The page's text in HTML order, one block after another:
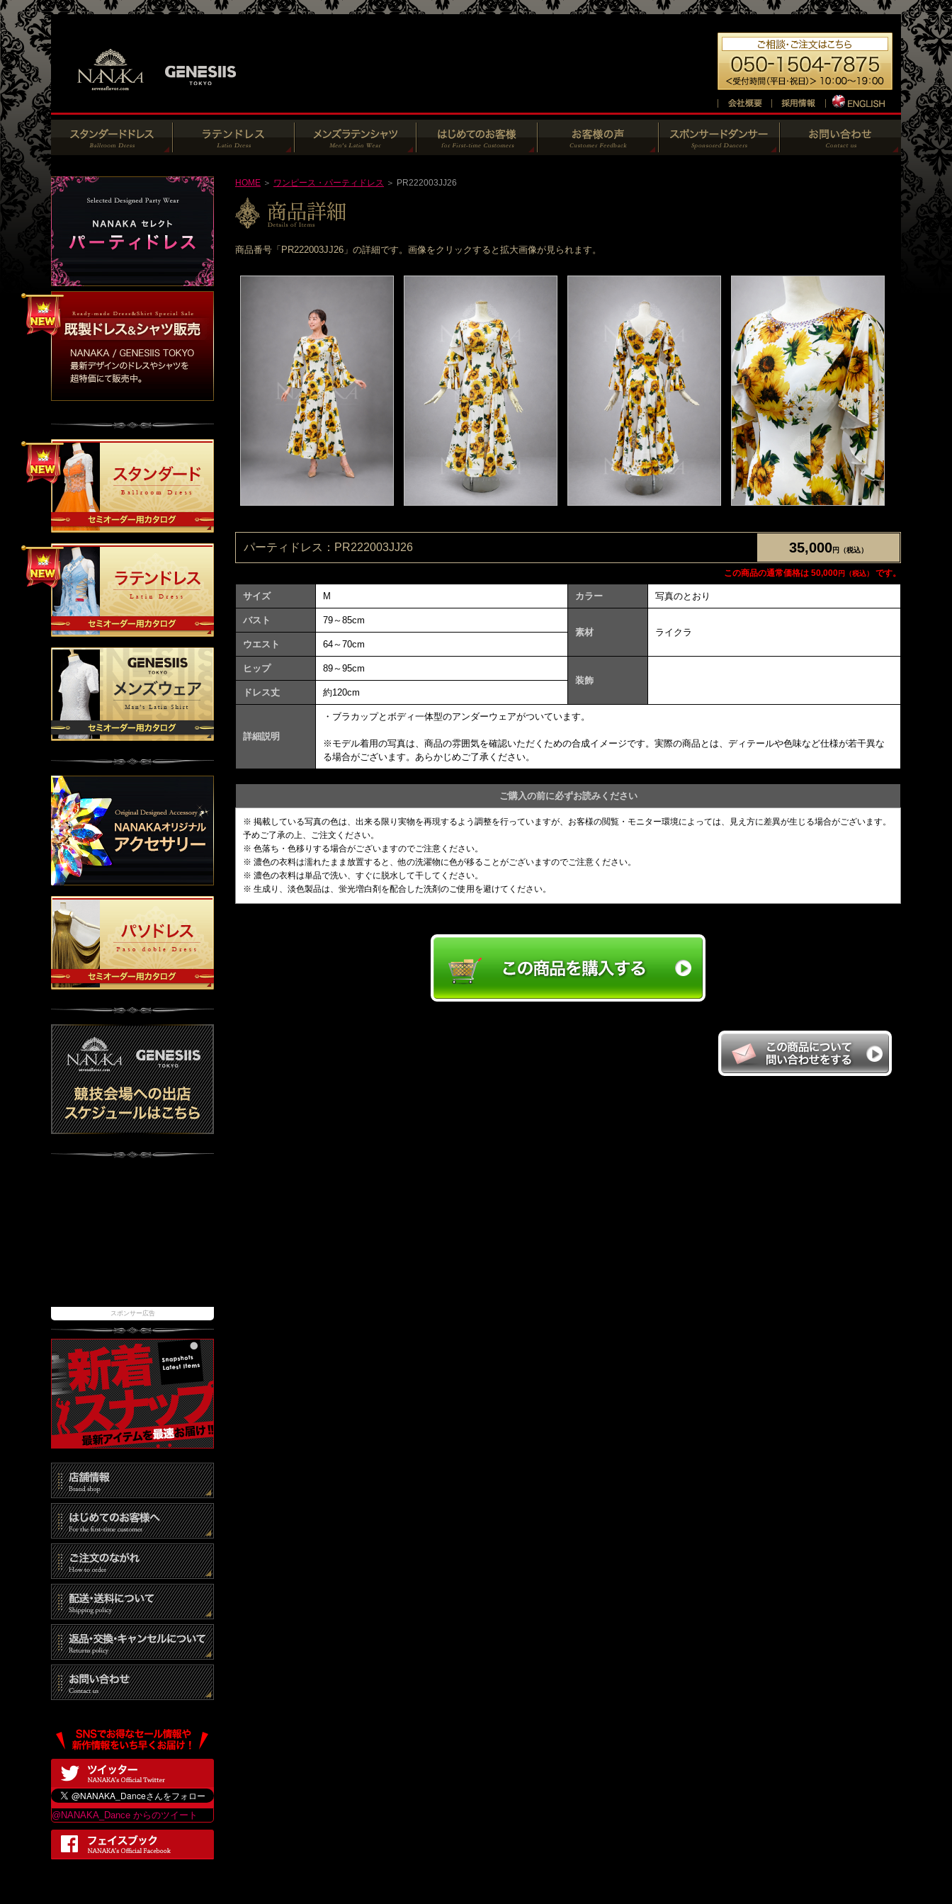
スポンサー広告
@NANAKA_Dance からのツイート
HOME ＞ ワンピース・パーティドレス ＞ PR222003JJ26
商品番号「PR222003JJ26」の詳細です。画像をクリックすると拡大画像が見られます。
パーティドレス：PR222003JJ26 35,000円（税込）
この商品の通常価格は 50,000円（税込） です。
サイズ M カラー 写真のとおり
バスト
79～85cm
素材
ライクラ
ウエスト
64～70cm
ヒップ
89～95cm
装飾
ドレス丈
約120cm
詳細説明
・ブラカップとボディ一体型のアンダーウェアがついています。
※モデル着用の写真は、商品の雰囲気を確認いただくための合成イメージです。実際の商品とは、ディテールや色味など仕様が若干異な
る場合がございます。あらかじめご了承ください。
ご購入の前に必ずお読みください
※ 掲載している写真の色は、出来る限り実物を再現するよう調整を行っていますが、お客様の閲覧・モニター環境によっては、見え方に差異が生じる場合がございます。
予めご了承の上、ご注文ください。
※ 色落ち・色移りする場合がございますのでご注意ください。
※ 濃色の衣料は濡れたまま放置すると、他の洗濯物に色が移ることがございますのでご注意ください。
※ 濃色の衣料は単品で洗い、すぐに脱水して干してください。
※ 生成り、淡色製品は、蛍光増白剤を配合した洗剤のご使用を避けてください。